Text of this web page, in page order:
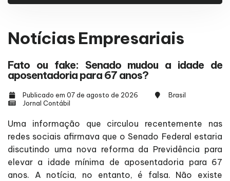
Notícias Empresariais
Fato ou fake: Senado mudou a idade de
aposentadoria para 67 anos?
Publicado em 07 de agosto de 2026
Brasil
Jornal Contábil
Uma informação que circulou recentemente nas
redes sociais afirmava que o Senado Federal estaria
discutindo uma nova reforma da Previdência para
elevar a idade mínima de aposentadoria para 67
anos. A notícia, no entanto, é falsa. Não existe